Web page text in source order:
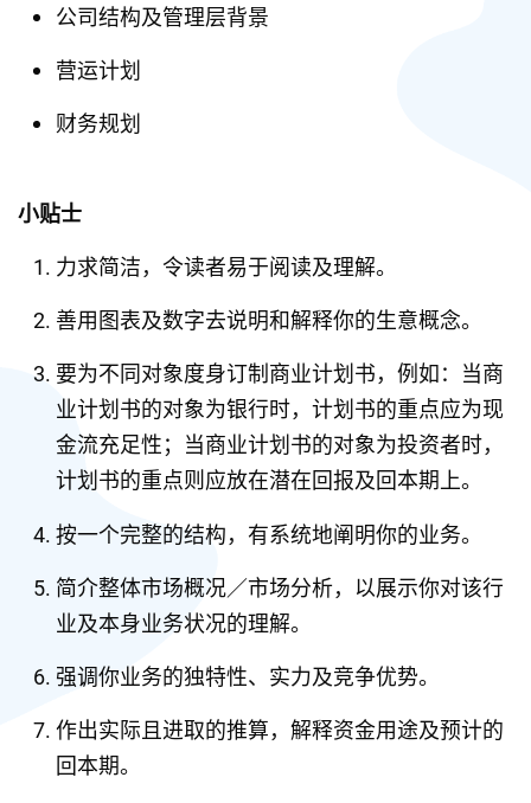
公司结构及管理层背景
营运计划
财务规划
小贴士
力求简洁，令读者易于阅读及理解。
善用图表及数字去说明和解释你的生意概念。
要为不同对象度身订制商业计划书，例如：当商
业计划书的对象为银行时，计划书的重点应为现
金流充足性；当商业计划书的对象为投资者时，
计划书的重点则应放在潜在回报及回本期上。
按一个完整的结构，有系统地阐明你的业务。
简介整体市场概况／市场分析，以展示你对该行
业及本身业务状况的理解。
强调你业务的独特性、实力及竞争优势。
作出实际且进取的推算，解释资金用途及预计的
回本期。